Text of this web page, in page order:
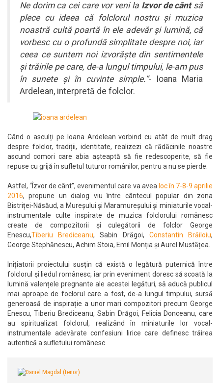
Ne dorim ca cei care vor veni la Izvor de cântsă
plece cu ideea că folclorul nostru și muzica
noastră cultă poartă în ele adevăr și lumină, că
vorbesc cu o profundă simplitate despre noi, iar
ceea ce suntem noi izvorăște din sentimentele
și trăirile pe care, de-a lungul timpului, le-am pus
în sunete și în cuvinte simple.”-Ioana Maria
Ardelean, interpretă de folclor.
Când o asculți pe Ioana Ardelean vorbind cu atât de mult drag
despre folclor, tradiții, identitate, realizezi că rădăcinile noastre
ascund comori care abia așteaptă să fie redescoperite, să fie
repuse cu grijă în sufletul tuturor românilor, pentru a nu se pierde.
Astfel, “Îzvor de cânt”, evenimentul care va avea loc în 7-8-9 aprilie
2016, propune un dialog viu între cântecul popular din zona
Bistriței-Năsăud, a Mureșului și Maramureșului și miniaturile vocal-
instrumentale culte inspirate de muzica folclorului românesc
create de compozitorii și culegătorii de folclor George
Enescu,Tiberiu Brediceanu, Sabin Drăgoi, Constantin Brăiloiu,
George Stephănescu, Achim Stoia, Emil Monția și Aurel Mustățea.
Inițiatorii proiectului susțin că există o legătură puternică între
folclorul și liedul românesc, iar prin eveniment doresc să scoată la
lumină valențele pregnante ale acestei legături, să aducă publicul
mai aproape de foclorul care a fost, de-a lungul timpului, sursă
generoasă de inspirație a unor mari compozitori precum George
Enescu, Tiberiu Brediceanu, Sabin Drăgoi, Felicia Donceanu, care
au spiritualizat folclorul, realizând în miniaturile lor vocal-
instrumentale adevărate confesiuni lirice care definesc trăirea
autentică a sufletului românesc.